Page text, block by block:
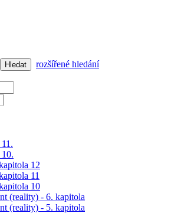
rozšířené hledání
10.
12
11
10
(reality) - 6. kapitola
(reality) - 5. kapitola